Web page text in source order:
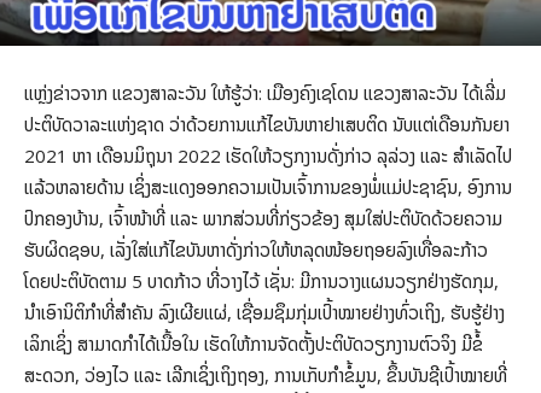
ແຫຼ່ງຂ່າວຈາກ ແຂວງສາລະວັນ ໃຫ້ຮູ້ວ່າ: ເມືອງຄົງເຊໂດນ ແຂວງສາລະວັນ ໄດ້ເລີ່ມ
ປະຕິບັດວາລະແຫ່ງຊາດ ວ່າດ້ວຍການແກ້ໄຂບັນຫາຢາເສບຕິດ ນັບແຕ່ເດືອນກັນຍາ
2021 ຫາ ເດືອນມິຖຸນາ 2022 ເຮັດໃຫ້ວຽກງານດັ່ງກ່າວ ລຸລ່ວງ ແລະ ສຳເລັດໄປ
ແລ້ວຫລາຍດ້ານ ເຊິ່ງສະແດງອອກຄວາມເປັນເຈົ້າການຂອງພໍ່ແມ່ປະຊາຊົນ, ອົງການ
ປົກຄອງບ້ານ, ເຈົ້າໜ້າທີ່ ແລະ ພາກສ່ວນທີ່ກ່ຽວຂ້ອງ ສຸມໃສ່ປະຕິບັດດ້ວຍຄວາມ
ຮັບຜິດຊອບ, ເລັ່ງໃສ່ແກ້ໄຂບັນຫາດັ່ງກ່າວໃຫ້ຫລຸດໜ້ອຍຖອຍລົງເທື່ອລະກ້າວ
ໂດຍປະຕິບັດຕາມ 5 ບາດກ້າວ ທີ່ວາງໄວ້ ເຊັ່ນ: ມີການວາງແຜນວຽກຢ່າງຮັດກຸມ,
ນຳເອົານິຕິກຳທີ່ສຳຄັນ ລົງເຜີຍແຜ່, ເຊື່ອມຊຶມກຸ່ມເປົ້າໝາຍຢ່າງທົ່ວເຖິງ, ຮັບຮູ້ຢ່າງ
ເລິກເຊິ່ງ ສາມາດກຳໄດ້ເນື້ອໃນ ເຮັດໃຫ້ການຈັດຕັ້ງປະຕິບັດວຽກງານຕົວຈິງ ມີຂໍ້
ສະດວກ, ວ່ອງໄວ ແລະ ເລີກເຊິ່ງເຖິງຖອງ, ການເກັບກຳຂໍ້ມູນ, ຂຶ້ນບັນຊີເປົ້າໝາຍທີ່